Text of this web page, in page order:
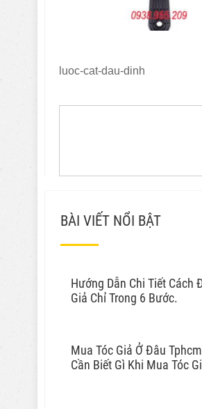
luoc-cat-dau-dinh
BÀI VIẾT NỔI BẬT
Hướng Dẫn Chi Tiết Cách
Giả Chỉ Trong 6 Bước.
Mua Tóc Giả Ở Đâu
Cần Biết Gì Khi Mua Tóc